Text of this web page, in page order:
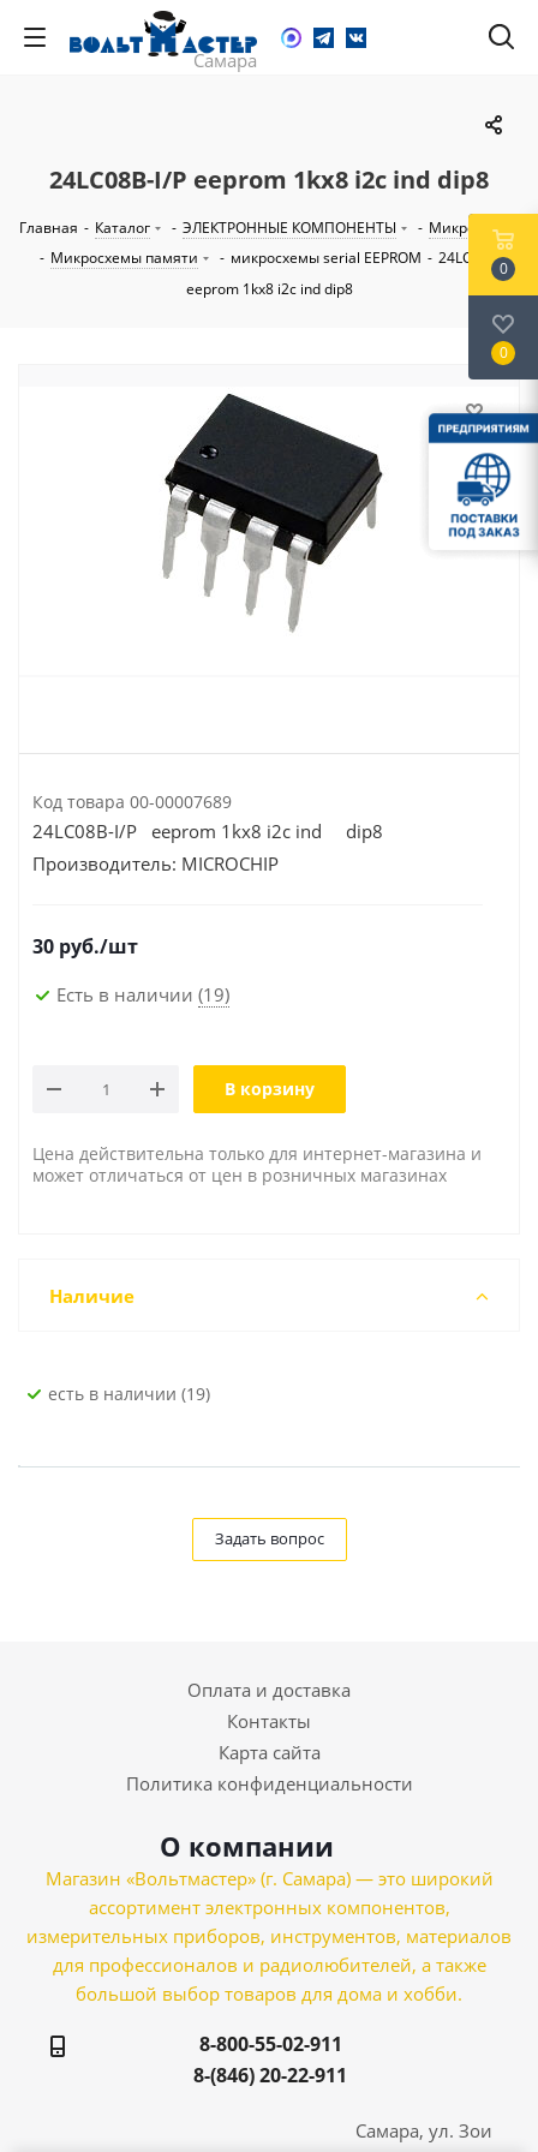
24LC08B-I/P eeprom 1kx8 i2c ind dip8
Главная - Каталог - ЭЛЕКТРОННЫЕ КОМПОНЕНТЫ - Микросхемы
- Микросхемы памяти - микросхемы serial EEPROM - 24LC08B-I/P
eeprom 1kx8 i2c ind dip8
Код товара 00-00007689
24LC08B-I/P eeprom 1kx8 i2c ind dip8
Производитель: MICROCHIP
30 руб./шт
Есть в наличии (19)
В корзину
Цена действительна только для интернет-магазина и
может отличаться от цен в розничных магазинах
Наличие
Есть в наличии (19)
Задать вопрос
Оплата и доставка
Контакты
Карта сайта
Политика конфиденциальности
О компании
Магазин «Вольтмастер» (г. Самара) — это широкий
ассортимент электронных компонентов,
измерительных приборов, инструментов, материалов
для профессионалов и радиолюбителей, а также
большой выбор товаров для дома и хобби.
8-800-55-02-911
8-(846) 20-22-911
Самара, ул. Зои
0
0